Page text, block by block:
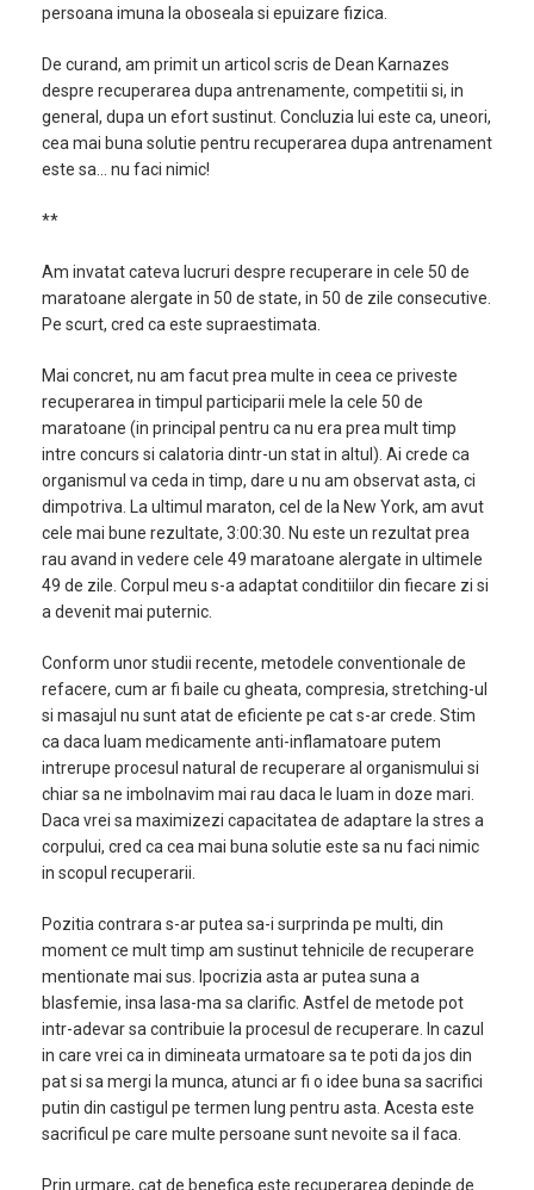
persoana imuna la oboseala si epuizare fizica.
De curand, am primit un articol scris de Dean Karnazes
despre recuperarea dupa antrenamente, competitii si, in
general, dupa un efort sustinut. Concluzia lui este ca, uneori,
cea mai buna solutie pentru recuperarea dupa antrenament
este sa… nu faci nimic!
**
Am invatat cateva lucruri despre recuperare in cele 50 de
maratoane alergate in 50 de state, in 50 de zile consecutive.
Pe scurt, cred ca este supraestimata.
Mai concret, nu am facut prea multe in ceea ce priveste
recuperarea in timpul participarii mele la cele 50 de
maratoane (in principal pentru ca nu era prea mult timp
intre concurs si calatoria dintr-un stat in altul). Ai crede ca
organismul va ceda in timp, dare u nu am observat asta, ci
dimpotriva. La ultimul maraton, cel de la New York, am avut
cele mai bune rezultate, 3:00:30. Nu este un rezultat prea
rau avand in vedere cele 49 maratoane alergate in ultimele
49 de zile. Corpul meu s-a adaptat conditiilor din fiecare zi si
a devenit mai puternic.
Conform unor studii recente, metodele conventionale de
refacere, cum ar fi baile cu gheata, compresia, stretching-ul
si masajul nu sunt atat de eficiente pe cat s-ar crede. Stim
ca daca luam medicamente anti-inflamatoare putem
intrerupe procesul natural de recuperare al organismului si
chiar sa ne imbolnavim mai rau daca le luam in doze mari.
Daca vrei sa maximizezi capacitatea de adaptare la stres a
corpului, cred ca cea mai buna solutie este sa nu faci nimic
in scopul recuperarii.
Pozitia contrara s-ar putea sa-i surprinda pe multi, din
moment ce mult timp am sustinut tehnicile de recuperare
mentionate mai sus. Ipocrizia asta ar putea suna a
blasfemie, insa lasa-ma sa clarific. Astfel de metode pot
intr-adevar sa contribuie la procesul de recuperare. In cazul
in care vrei ca in dimineata urmatoare sa te poti da jos din
pat si sa mergi la munca, atunci ar fi o idee buna sa sacrifici
putin din castigul pe termen lung pentru asta. Acesta este
sacrificul pe care multe persoane sunt nevoite sa il faca.
Prin urmare, cat de benefica este recuperarea depinde de